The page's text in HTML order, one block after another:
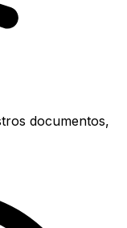
documentos,